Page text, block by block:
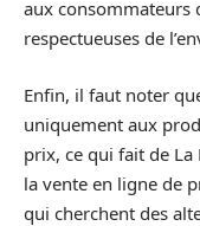
aux consommateurs
respectueuses de
Enfin, il faut noter
uniquement aux
prix, ce qui fait de
la vente en ligne de
qui cherchent des